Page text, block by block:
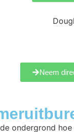
Neem
ondergrond